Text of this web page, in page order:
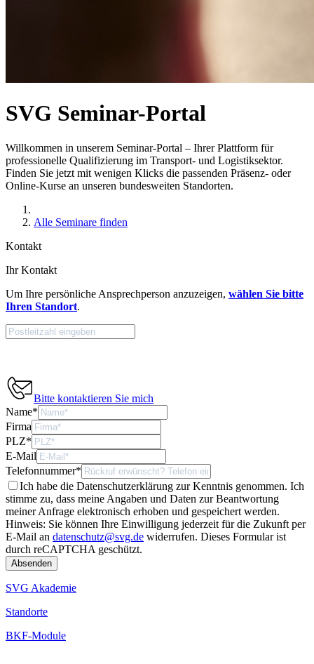
SVG Seminar-Portal
Willkommen in unserem Seminar-Portal – Ihrer Plattform für
professionelle Qualifizierung im Transport- und Logistiksektor.
Finden Sie jetzt mit wenigen Klicks die passenden Präsenz- oder
Online-Kurse an unseren bundesweiten Standorten.
Alle Seminare finden
Kontakt
Ihr Kontakt
Um Ihre persönliche Ansprechperson anzuzeigen, wählen Sie bitte
Ihren Standort.
Bitte kontaktieren Sie mich
Name*
Firma
PLZ*
E-Mail
Telefonnummer*
Ich habe die Datenschutzerklärung zur Kenntnis genommen. Ich
stimme zu, dass meine Angaben und Daten zur Beantwortung
meiner Anfrage elektronisch erhoben und gespeichert werden.
Hinweis: Sie können Ihre Einwilligung jederzeit für die Zukunft per
E-Mail an datenschutz@svg.de widerrufen. Dieses Formular ist
durch reCAPTCHA geschützt.
SVG Akademie
Standorte
BKF-Module